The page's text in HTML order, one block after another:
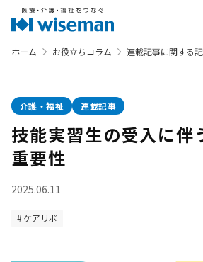
ホーム お役立ちコラム 連載記事に関する
介護・福祉 連載記事
技能実習生の受入に伴
重要性
2025.06.11
ケアリポ